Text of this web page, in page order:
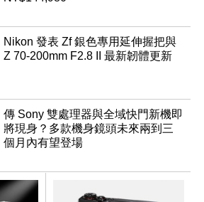
Nikon 發表 Zf 銀色專用延伸握把與
Z 70-200mm F2.8 II 最新韌體更新
傳 Sony 雙處理器與全域快門新機即
將現身？多款機身鏡頭未來兩到三
個月內有望登場